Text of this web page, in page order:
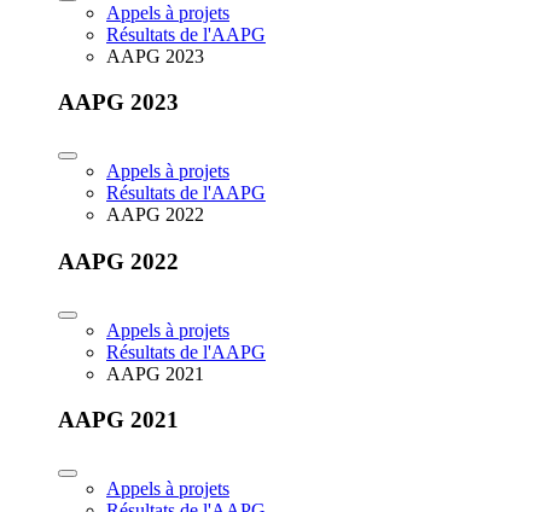
Appels à projets
Résultats de l'AAPG
AAPG 2023
AAPG 2023
Appels à projets
Résultats de l'AAPG
AAPG 2022
AAPG 2022
Appels à projets
Résultats de l'AAPG
AAPG 2021
AAPG 2021
Appels à projets